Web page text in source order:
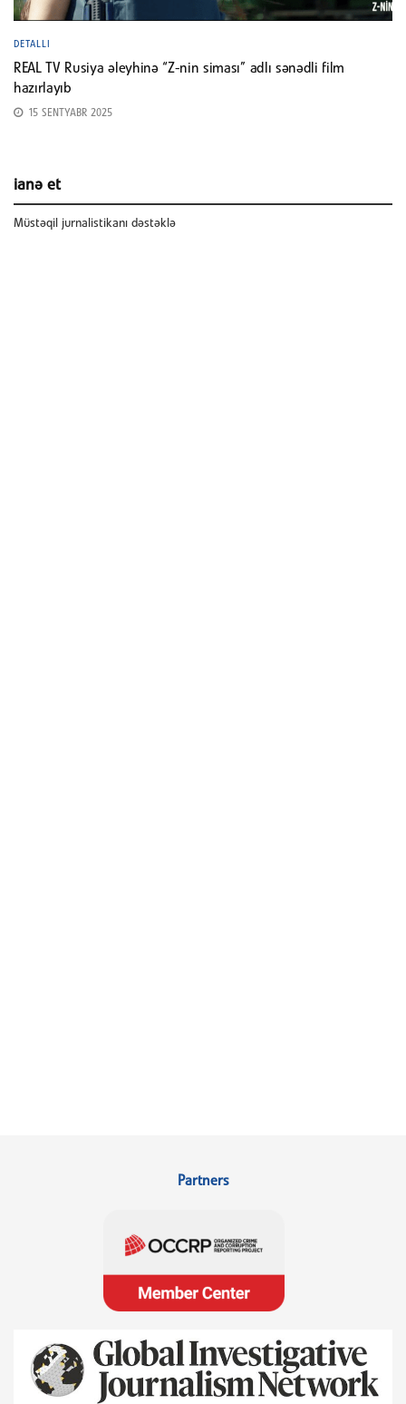
DETALLI
REAL TV Rusiya əleyhinə “Z-nin siması” adlı sənədli film
hazırlayıb
15 SENTYABR 2025
ianə et
Müstəqil jurnalistikanı dəstəklə
Partners